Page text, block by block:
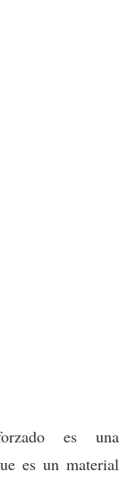
es una
es un material